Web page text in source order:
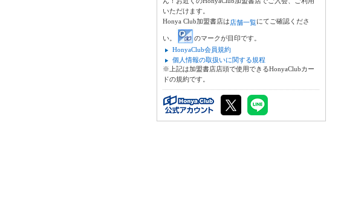
いただけます。
Honya Club加盟書店は店舗一覧にてご確認くださ
い。
のマークが目印です。
HonyaClub会員規約
個人情報の取扱いに関する規程
※上記は加盟書店店頭で使用できるHonyaClubカー
ドの規約です。